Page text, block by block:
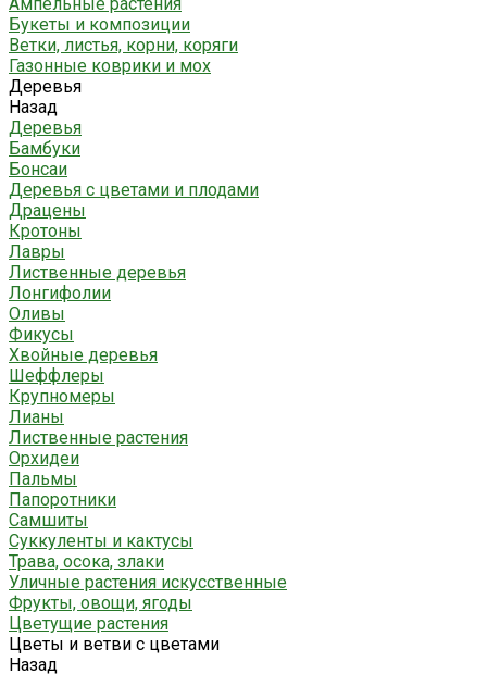
Букеты и композиции
Ветки, листья, корни, коряги
Газонные коврики и мох
Деревья
Назад
Деревья
Бамбуки
Бонсаи
Деревья с цветами и плодами
Драцены
Кротоны
Лавры
Лиственные деревья
Лонгифолии
Оливы
Фикусы
Хвойные деревья
Шеффлеры
Крупномеры
Лианы
Лиственные растения
Орхидеи
Пальмы
Папоротники
Самшиты
Суккуленты и кактусы
Трава, осока, злаки
Уличные растения искусственные
Фрукты, овощи, ягоды
Цветущие растения
Цветы и ветви с цветами
Назад